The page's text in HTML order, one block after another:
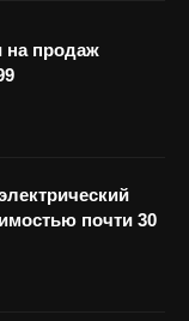
продаж
почти 30